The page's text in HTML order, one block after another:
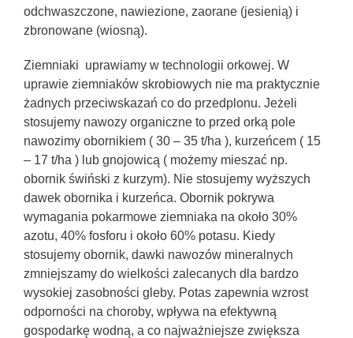
odchwaszczone, nawiezione, zaorane (jesienią) i
zbronowane (wiosną).
Ziemniaki uprawiamy w technologii orkowej. W
uprawie ziemniaków skrobiowych nie ma praktycznie
żadnych przeciwskazań co do przedplonu. Jeżeli
stosujemy nawozy organiczne to przed orką pole
nawozimy obornikiem ( 30 – 35 t/ha ), kurzeńcem ( 15
– 17 t/ha ) lub gnojowicą ( możemy mieszać np.
obornik świński z kurzym). Nie stosujemy wyższych
dawek obornika i kurzeńca. Obornik pokrywa
wymagania pokarmowe ziemniaka na około 30%
azotu, 40% fosforu i około 60% potasu. Kiedy
stosujemy obornik, dawki nawozów mineralnych
zmniejszamy do wielkości zalecanych dla bardzo
wysokiej zasobności gleby. Potas zapewnia wzrost
odporności na choroby, wpływa na efektywną
gospodarkę wodną, a co najważniejsze zwiększa